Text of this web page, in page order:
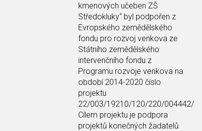
kmenových učeben ZŠ
Středokluky“ byl podpořen z
Evropského zemědělského
fondu pro rozvoj venkova ze
Státního zemědělského
intervenčního fondu z
Programu rozvoje venkova na
období 2014-2020 číslo
projektu
22/003/19210/120/220/004442/
Cílem projektu je podpora
projektů konečných žadatelů